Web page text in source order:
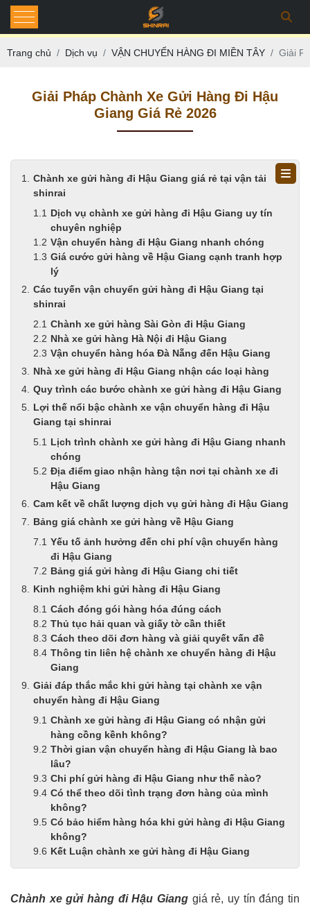
Trang chủ Dịch vụ VẬN CHUYỂN HÀNG ĐI MIỀN TÂY Giải
Giải Pháp Chành Xe Gửi Hàng Đi Hậu
Giang Giá Rẻ 2026
Chành xe gửi hàng đi Hậu Giang giá rẻ tại vận tải
shinrai
Dịch vụ chành xe gửi hàng đi Hậu Giang uy tín
chuyên nghiệp
Vận chuyển hàng đi Hậu Giang nhanh chóng
Giá cước gửi hàng về Hậu Giang cạnh tranh hợp
lý
Các tuyến vận chuyển gửi hàng đi Hậu Giang tại
shinrai
Chành xe gửi hàng Sài Gòn đi Hậu Giang
Nhà xe gửi hàng Hà Nội đi Hậu Giang
Vận chuyển hàng hóa Đà Nẵng đến Hậu Giang
Nhà xe gửi hàng đi Hậu Giang nhận các loại hàng
Quy trình các bước chành xe gửi hàng đi Hậu Giang
Lợi thế nổi bậc chành xe vận chuyển hàng đi Hậu
Giang tại shinrai
Lịch trình chành xe gửi hàng đi Hậu Giang nhanh
chóng
Địa điểm giao nhận hàng tận nơi tại chành xe đi
Hậu Giang
Cam kết về chất lượng dịch vụ gửi hàng đi Hậu Giang
Bảng giá chành xe gửi hàng về Hậu Giang
Yếu tố ảnh hưởng đến chi phí vận chuyển hàng
đi Hậu Giang
Bảng giá gửi hàng đi Hậu Giang chi tiết
Kinh nghiệm khi gửi hàng đi Hậu Giang
Cách đóng gói hàng hóa đúng cách
Thủ tục hải quan và giấy tờ cần thiết
Cách theo dõi đơn hàng và giải quyết vấn đề
Thông tin liên hệ chành xe chuyển hàng đi Hậu
Giang
Giải đáp thắc mắc khi gửi hàng tại chành xe vận
chuyển hàng đi Hậu Giang
Chành xe gửi hàng đi Hậu Giang có nhận gửi
hàng cồng kềnh không?
Thời gian vận chuyển hàng đi Hậu Giang là bao
lâu?
Chi phí gửi hàng đi Hậu Giang như thế nào?
Có thể theo dõi tình trạng đơn hàng của mình
không?
Có bảo hiểm hàng hóa khi gửi hàng đi Hậu Giang
không?
Kết Luận chành xe gửi hàng đi Hậu Giang
Chành xe gửi hàng đi Hậu Giang giá rẻ, uy tín đáng tin